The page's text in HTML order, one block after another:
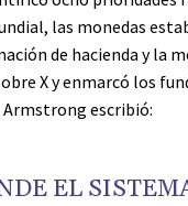
las monedas
de hacienda y la
X y enmarcó los
escribió:
EL